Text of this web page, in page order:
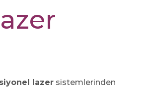
lazersistemlerinden